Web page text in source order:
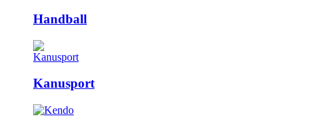
Handball
Kanusport